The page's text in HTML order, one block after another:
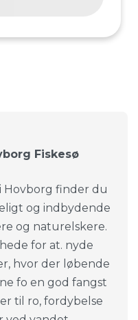
Fiskesø
Hovborg finder du
og indbydende
og naturelskere.
for at. nyde
hvor der løbende
fo en god fangst
til ro, fordybelse